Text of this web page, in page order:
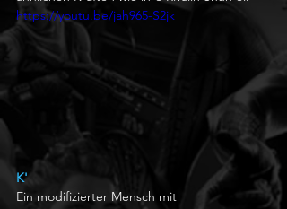
https://youtu.be/jah965-S2jk
K'
Ein modifizierter Mensch mit